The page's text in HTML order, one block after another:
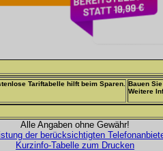
Tariftabelle hilft beim Sparen.
Bauen
Weitere
Alle Angaben ohne Gewähr!
der berücksichtigten
Kurzinfo-Tabelle zum Drucken